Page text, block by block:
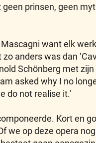
prinsen, geen
want elk
anders was dan
Schönberg met zijn
asked why I no
do not realise it.’
Kort en
we op deze opera